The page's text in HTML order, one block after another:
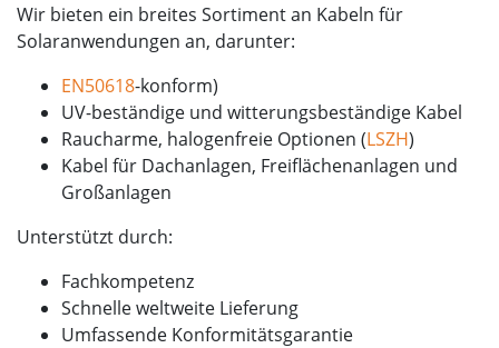
Wir bieten ein breites Sortiment an Kabeln für
Solaranwendungen an, darunter:
EN50618-konform)
UV-beständige und witterungsbeständige Kabel
Raucharme, halogenfreie Optionen (LSZH)
Kabel für Dachanlagen, Freiflächenanlagen und
Großanlagen
Unterstützt durch:
Fachkompetenz
Schnelle weltweite Lieferung
Umfassende Konformitätsgarantie